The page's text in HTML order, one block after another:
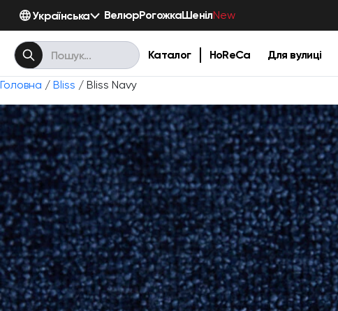
Українська ВелюрРогожкаШенілNew
Каталог HoReCa Для вулиці
Головна / Bliss / Bliss Navy